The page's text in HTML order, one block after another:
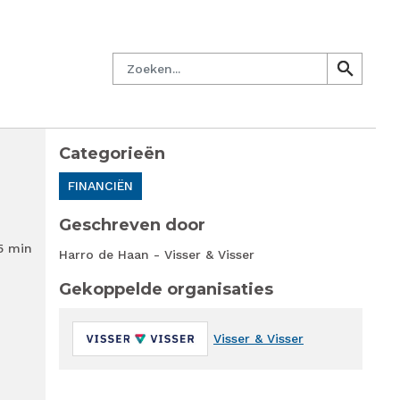
Zoeken
search
search
min
Categorieën
FINANCIËN
Geschreven door
Harro de Haan - Visser & Visser
Gekoppelde organisaties
Visser & Visser